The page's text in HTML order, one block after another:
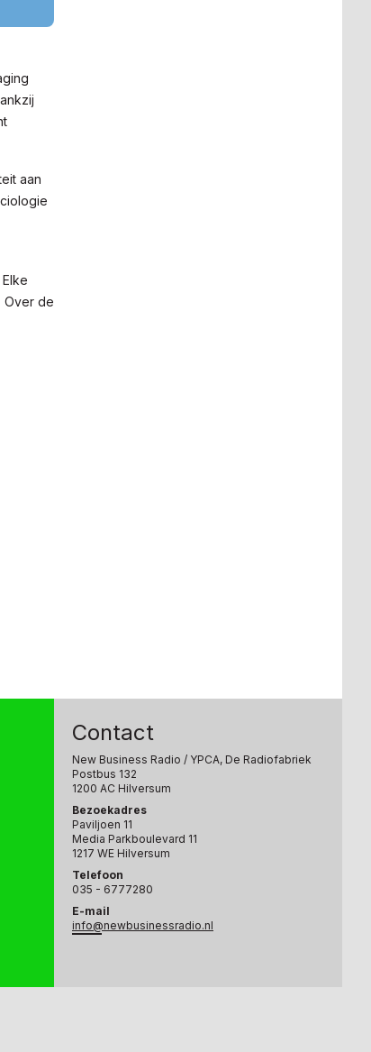
aan
Over de
Contact
New Business Radio / YPCA, De Radiofabriek
Postbus 132
1200 AC Hilversum
Bezoekadres
Paviljoen 11
Media Parkboulevard 11
1217 WE Hilversum
Telefoon
035 - 6777280
E-mail
info@newbusinessradio.nl